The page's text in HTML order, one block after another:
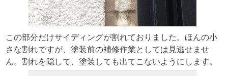
この部分だけサイディングが割れておりました。ほんの小
さな割れですが、塗装前の補修作業としては見逃せませ
ん。割れを隠して、塗装しても出てこないようにします。